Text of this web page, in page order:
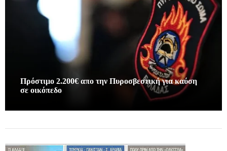
Πρόστιμο 2.200€ απο την Πυροσβεστική για καύση
σε οικόπεδο